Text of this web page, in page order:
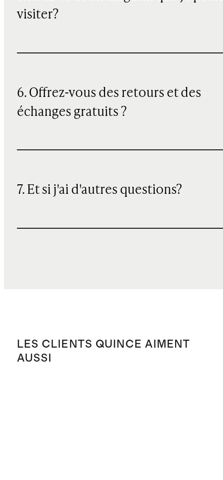
visiter?
6. Offrez-vous des retours et des
échanges gratuits ?
7. Et si j'ai d'autres questions?
LES CLIENTS QUINCE AIMENT
AUSSI